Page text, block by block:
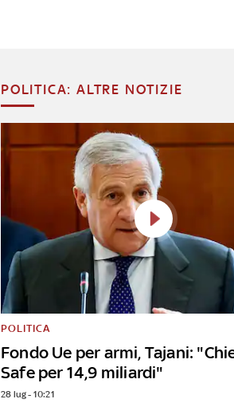
POLITICA: ALTRE NOTIZIE
Fondo Ue per armi, Tajani:
Safe per 14,9 miliardi"
POLITICA
28 lug - 10:21